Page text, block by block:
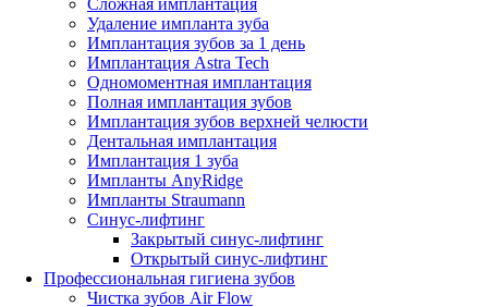
Сложная имплантация
Удаление импланта зуба
Имплантация зубов за 1 день
Имплантация Astra Tech
Одномоментная имплантация
Полная имплантация зубов
Имплантация зубов верхней челюсти
Дентальная имплантация
Имплантация 1 зуба
Импланты AnyRidge
Импланты Straumann
Синус-лифтинг
Закрытый синус-лифтинг
Открытый синус-лифтинг
Профессиональная гигиена зубов
Чистка зубов Air Flow